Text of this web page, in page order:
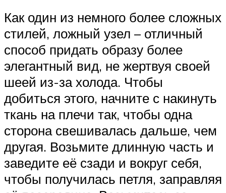
Как один из немного более сложных
стилей, ложный узел – отличный
способ придать образу более
элегантный вид, не жертвуя своей
шеей из-за холода. Чтобы
добиться этого, начните с накинуть
ткань на плечи так, чтобы одна
сторона свешивалась дальше, чем
другая. Возьмите длинную часть и
заведите её сзади и вокруг себя,
чтобы получилась петля, заправляя